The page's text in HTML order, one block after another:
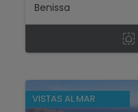
Benissa
VISTAS AL MAR